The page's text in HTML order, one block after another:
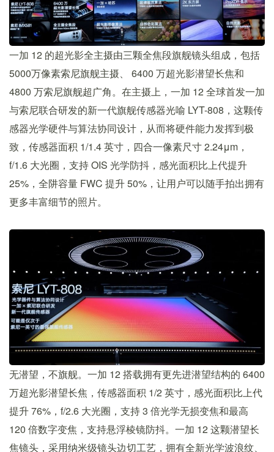
一加 12 的超光影全主摄由三颗全焦段旗舰镜头组成，包括
5000万像素索尼旗舰主摄、 6400 万超光影潜望长焦和
4800 万索尼旗舰超广角。在主摄上，一加 12 全球首发一加
与索尼联合研发的新一代旗舰传感器光喻 LYT-808，这颗传
感器光学硬件与算法协同设计，从而将硬件能力发挥到极
致，传感器面积 1/1.4 英寸，四合一像素尺寸 2.24μm，
f/1.6 大光圈，支持 OIS 光学防抖，感光面积比上代提升
25%，全阱容量 FWC 提升 50%，让用户可以随手拍出拥有
更多丰富细节的照片。
无潜望，不旗舰。一加 12 搭载拥有更先进潜望结构的 6400
万超光影潜望长焦，传感器面积 1/2 英寸，感光面积比上代
提升 76%，f/2.6 大光圈，支持 3 倍光学无损变焦和最高
120 倍数字变焦，支持悬浮棱镜防抖。一加 12 这颗潜望长
焦镜头，采用纳米级镜头边切工艺，拥有全新光学波浪纹、